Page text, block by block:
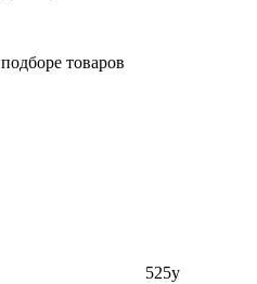
товаров
525у